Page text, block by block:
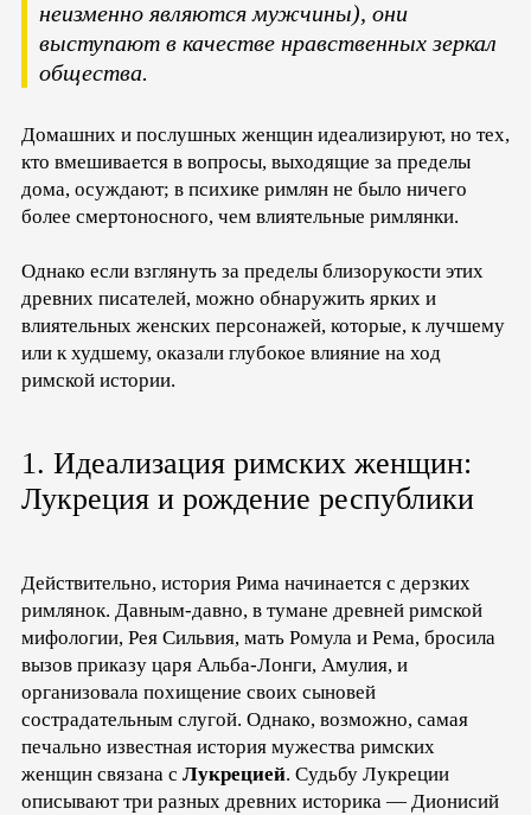
неизменно являются мужчины), они
выступают в качестве нравственных зеркал
общества.
Домашних и послушных женщин идеализируют, но тех,
кто вмешивается в вопросы, выходящие за пределы
дома, осуждают; в психике римлян не было ничего
более смертоносного, чем влиятельные римлянки.
Однако если взглянуть за пределы близорукости этих
древних писателей, можно обнаружить ярких и
влиятельных женских персонажей, которые, к лучшему
или к худшему, оказали глубокое влияние на ход
римской истории.
1. Идеализация римских женщин:
Лукреция и рождение республики
Действительно, история Рима начинается с дерзких
римлянок. Давным-давно, в тумане древней римской
мифологии, Рея Сильвия, мать Ромула и Рема, бросила
вызов приказу царя Альба-Лонги, Амулия, и
организовала похищение своих сыновей
сострадательным слугой. Однако, возможно, самая
печально известная история мужества римских
женщин связана с Лукрецией. Судьбу Лукреции
описывают три разных древних историка — Дионисий